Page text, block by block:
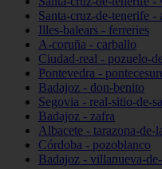
Santa-cruz-de-tenerife -
Illes-balears - ferreries
A-coruña - carballo
Ciudad-real - pozuelo-
Pontevedra -
Badajoz - don-benito
Segovia - real-sitio-de-
Badajoz - zafra
Albacete - tarazona-de-
Córdoba - pozoblanco
Badajoz - villanueva-